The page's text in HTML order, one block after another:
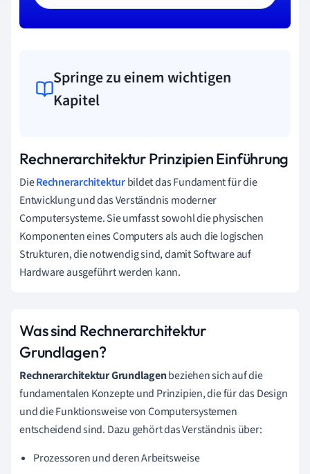
Springe zu einem wichtigen
Kapitel
Rechnerarchitektur Prinzipien Einführung
DieRechnerarchitekturbildet das Fundament für die
Entwicklung und das Verständnis moderner
Computersysteme. Sie umfasst sowohl die physischen
Komponenten eines Computers als auch die logischen
Strukturen, die notwendig sind, damit Software auf
Hardware ausgeführt werden kann.
Was sind Rechnerarchitektur
Grundlagen?
Rechnerarchitektur Grundlagenbeziehen sich auf die
fundamentalen Konzepte und Prinzipien, die für das Design
und die Funktionsweise von Computersystemen
entscheidend sind. Dazu gehört das Verständnis über:
Prozessoren und deren Arbeitsweise